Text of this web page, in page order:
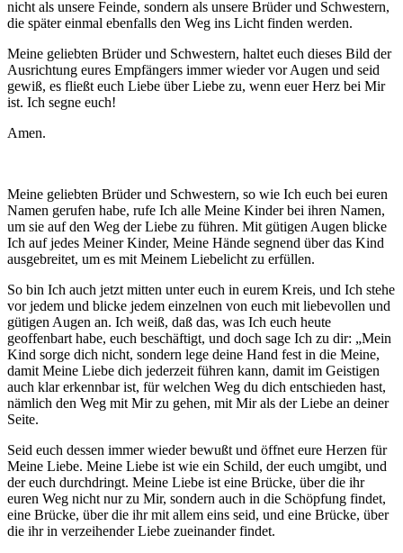
nicht als unsere Feinde, sondern als unsere Brüder und Schwestern,
die später einmal ebenfalls den Weg ins Licht finden werden.
Meine geliebten Brüder und Schwestern, haltet euch dieses Bild der
Ausrichtung eures Empfängers immer wieder vor Augen und seid
gewiß, es fließt euch Liebe über Liebe zu, wenn euer Herz bei Mir
ist. Ich segne euch!
Amen.
Meine geliebten Brüder und Schwestern, so wie Ich euch bei euren
Namen gerufen habe, rufe Ich alle Meine Kinder bei ihren Namen,
um sie auf den Weg der Liebe zu führen. Mit gütigen Augen blicke
Ich auf jedes Meiner Kinder, Meine Hände segnend über das Kind
ausgebreitet, um es mit Meinem Liebelicht zu erfüllen.
So bin Ich auch jetzt mitten unter euch in eurem Kreis, und Ich stehe
vor jedem und blicke jedem einzelnen von euch mit liebevollen und
gütigen Augen an. Ich weiß, daß das, was Ich euch heute
geoffenbart habe, euch beschäftigt, und doch sage Ich zu dir: „Mein
Kind sorge dich nicht, sondern lege deine Hand fest in die Meine,
damit Meine Liebe dich jederzeit führen kann, damit im Geistigen
auch klar erkennbar ist, für welchen Weg du dich entschieden hast,
nämlich den Weg mit Mir zu gehen, mit Mir als der Liebe an deiner
Seite.
Seid euch dessen immer wieder bewußt und öffnet eure Herzen für
Meine Liebe. Meine Liebe ist wie ein Schild, der euch umgibt, und
der euch durchdringt. Meine Liebe ist eine Brücke, über die ihr
euren Weg nicht nur zu Mir, sondern auch in die Schöpfung findet,
eine Brücke, über die ihr mit allem eins seid, und eine Brücke, über
die ihr in verzeihender Liebe zueinander findet.